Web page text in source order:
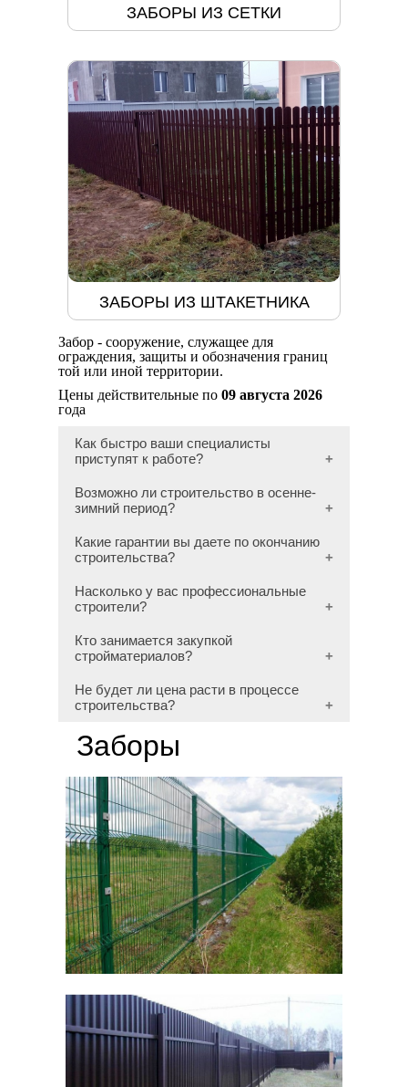
ЗАБОРЫ ИЗ СЕТКИ
ЗАБОРЫ ИЗ ШТАКЕТНИКА
Забор - сооружение, служащее для
ограждения, защиты и обозначения границ
той или иной территории.
Цены действительные по 09 августа 2026
года
Как быстро ваши специалисты
приступят к работе?
Возможно ли строительство в осенне-
зимний период?
Какие гарантии вы даете по окончанию
строительства?
Насколько у вас профессиональные
строители?
Кто занимается закупкой
стройматериалов?
Не будет ли цена расти в процессе
строительства?
Заборы